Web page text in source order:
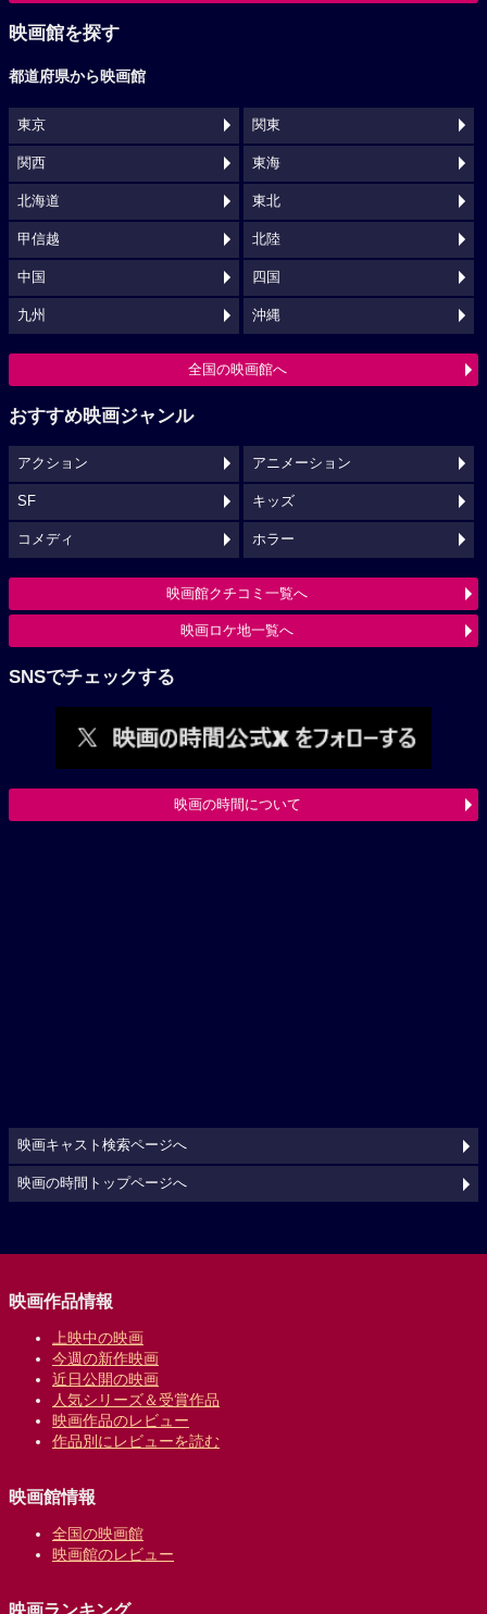
映画館を探す
都道府県から映画館
東京 関東
関西 東海
北海道 東北
甲信越 北陸
中国 四国
九州 沖縄
全国の映画館へ
おすすめ映画ジャンル
アクション アニメーション
SF キッズ
コメディ ホラー
映画館クチコミ一覧へ
映画ロケ地一覧へ
SNSでチェックする
映画の時間について
映画キャスト検索ページへ
映画の時間トップページへ
映画作品情報
上映中の映画
今週の新作映画
近日公開の映画
人気シリーズ＆受賞作品
映画作品のレビュー
作品別にレビューを読む
映画館情報
全国の映画館
映画館のレビュー
映画ランキング